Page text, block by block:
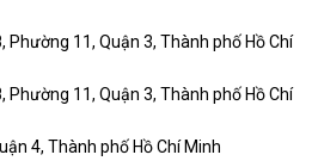
Phường 11, Quận 3, Thành phố Hồ Chí
Phường 11, Quận 3, Thành phố Hồ Chí
4, Thành phố Hồ Chí Minh